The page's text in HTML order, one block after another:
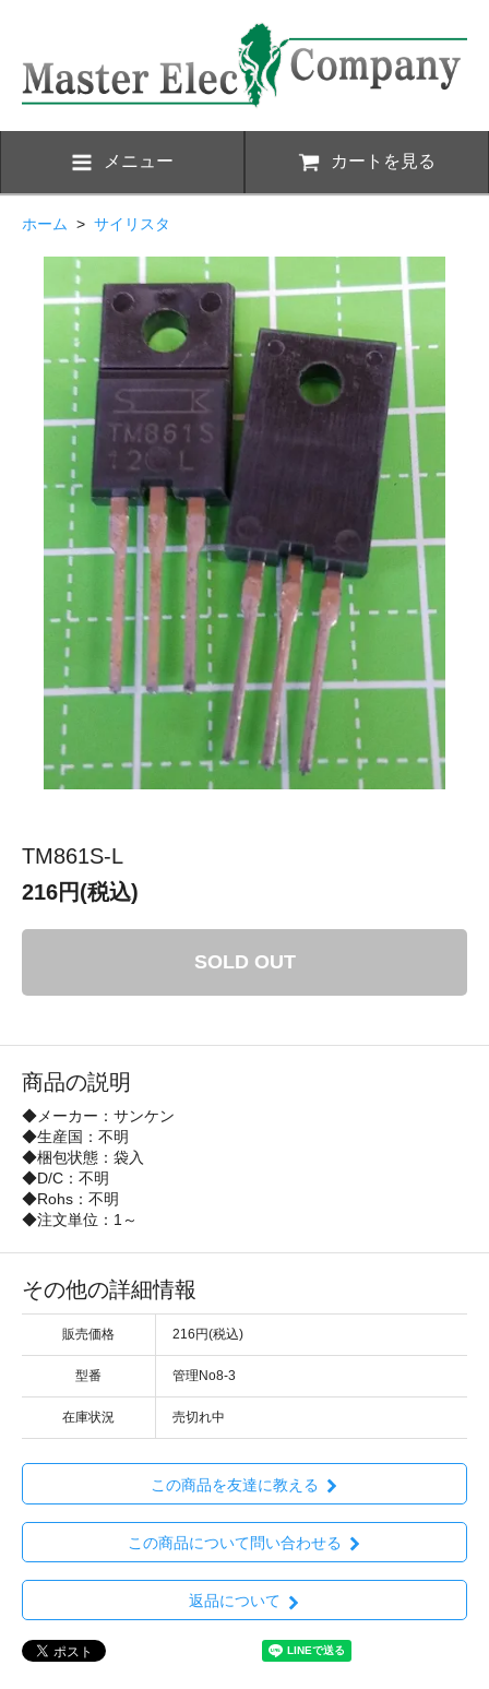
メニュー カートを見る
ホーム > サイリスタ
TM861S-L
216円(税込)
SOLD OUT
商品の説明
◆メーカー：サンケン
◆生産国：不明
◆梱包状態：袋入
◆D/C：不明
◆Rohs：不明
◆注文単位：1～
その他の詳細情報
販売価格 216円(税込)
型番 管理No8-3
在庫状況 売切れ中
この商品を友達に教える
この商品について問い合わせる
返品について